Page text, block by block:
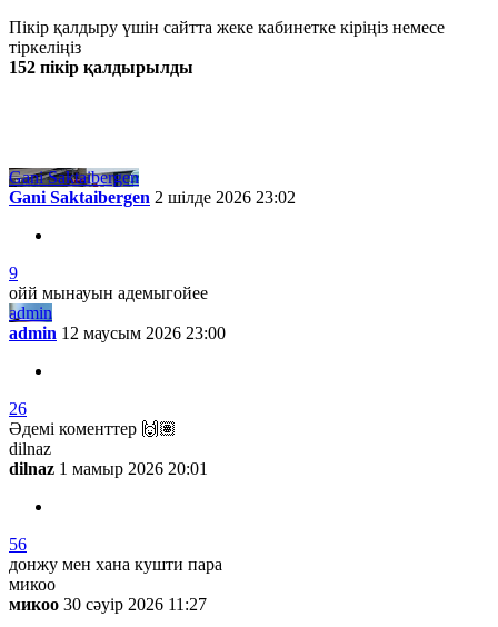
Пікір қалдыру үшін сайтта жеке кабинетке кіріңіз немесе
тіркеліңіз
152 пікір қалдырылды
Gani Saktaibergen
Gani Saktaibergen 2 шілде 2026 23:02
9
ойй мынауын адемыгойее
admin
admin 12 маусым 2026 23:00
26
Әдемі коменттер 🙌🏽
dilnaz
dilnaz 1 мамыр 2026 20:01
56
донжу мен хана кушти пара
микоо
микоо 30 сәуір 2026 11:27